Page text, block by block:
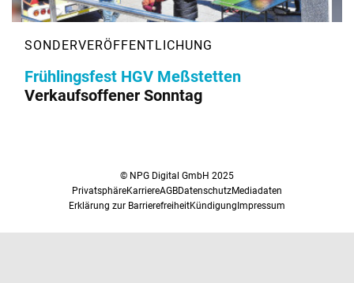
Frühlingsfest HGV Meßstetten
Verkaufsoffener Sonntag
© NPG Digital GmbH 2025
PrivatsphäreKarriereAGBDatenschutzMediadaten
Erklärung zur BarrierefreiheitKündigungImpressum